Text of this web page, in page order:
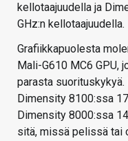
kellotaajuudella ja
GHz:n kellotaajuudella.
Grafiikkapuolesta
Mali-G610 MC6 GPU,
parasta
Dimensity 8100:ssa
Dimensity 8000:ssa
sitä, missä pelissä tai